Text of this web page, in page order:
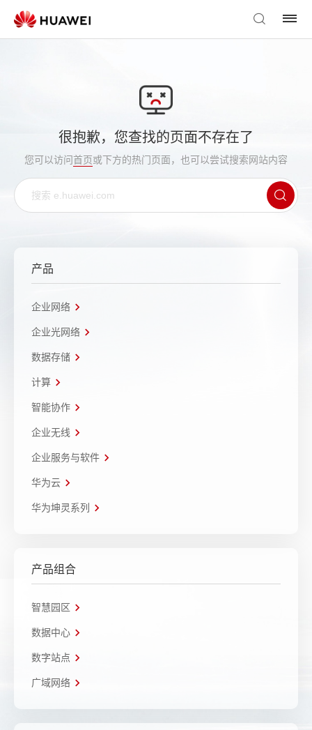
很抱歉，您查找的页面不存在了
您可以访问首页或下方的热门页面，也可以尝试搜索网站内容
产品
企业网络
企业光网络
数据存储
计算
智能协作
企业无线
企业服务与软件
华为云
华为坤灵系列
产品组合
智慧园区
数据中心
数字站点
广域网络